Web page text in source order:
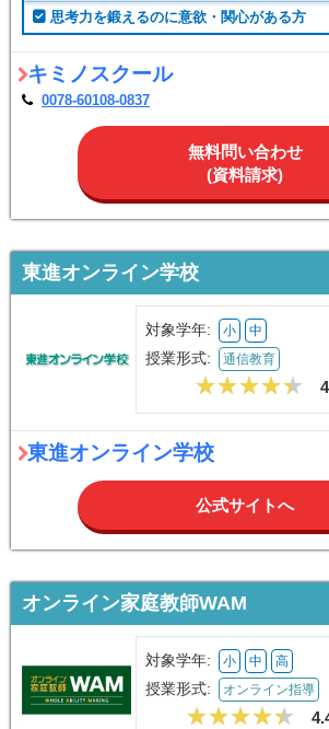
思考力を鍛えるのに意欲・関心がある方
キミノスクール
0078-60108-0837
無料問い合わせ
(資料請求)
東進オンライン学校
対象学年: 小 中
授業形式: 通信教育
東進オンライン学校
公式サイトへ
オンライン家庭教師WAM
対象学年: 小 中 高
授業形式: オンライン指導